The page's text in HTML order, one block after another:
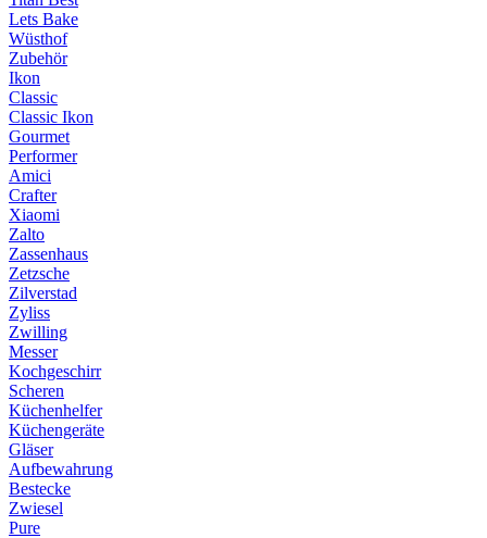
Lets Bake
Wüsthof
Zubehör
Ikon
Classic
Classic Ikon
Gourmet
Performer
Amici
Crafter
Xiaomi
Zalto
Zassenhaus
Zetzsche
Zilverstad
Zyliss
Zwilling
Messer
Kochgeschirr
Scheren
Küchenhelfer
Küchengeräte
Gläser
Aufbewahrung
Bestecke
Zwiesel
Pure